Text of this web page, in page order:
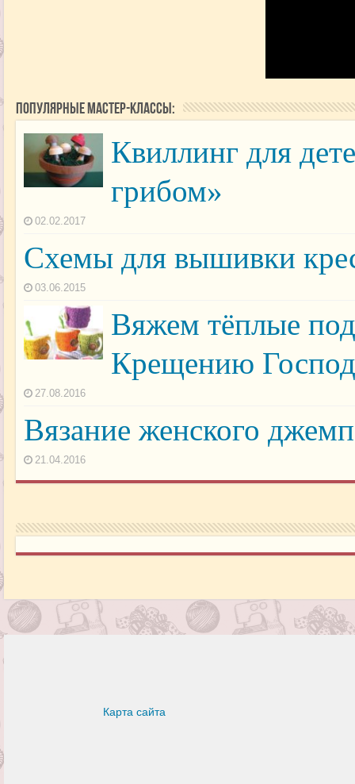
Популярные мастер-классы:
Квиллинг для
грибом»
02.02.2017
Схемы для вышивки
03.06.2015
Вяжем тёплые
Крещению
27.08.2016
Вязание женского
21.04.2016
Карта сайта